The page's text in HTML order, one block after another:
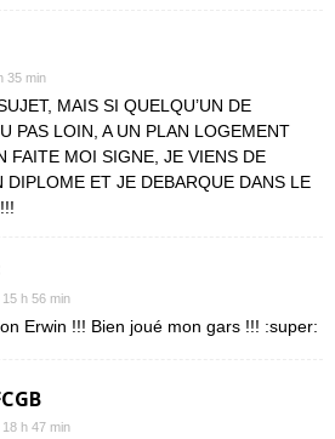
35 min
MAIS SI QUELQU’UN DE
PAS LOIN, A UN PLAN LOGEMENT
FAITE MOI SIGNE, JE VIENS DE
DIPLOME ET JE DEBARQUE DANS LE
h 56 min
Erwin !!! Bien joué mon gars !!! :super:
h 47 min